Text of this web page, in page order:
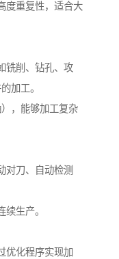
度重复性，适合大
铣削、钻孔、攻
加工。
，能够加工复杂
对刀、自动检测
生产。
优化程序实现加